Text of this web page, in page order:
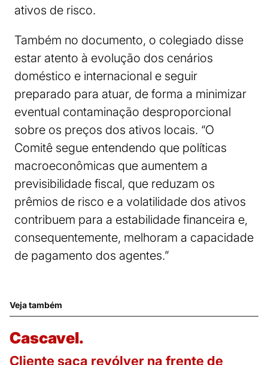
ativos de risco.
Também no documento, o colegiado disse
estar atento à evolução dos cenários
doméstico e internacional e seguir
preparado para atuar, de forma a minimizar
eventual contaminação desproporcional
sobre os preços dos ativos locais. “O
Comitê segue entendendo que políticas
macroeconômicas que aumentem a
previsibilidade fiscal, que reduzam os
prêmios de risco e a volatilidade dos ativos
contribuem para a estabilidade financeira e,
consequentemente, melhoram a capacidade
de pagamento dos agentes.”
Veja também
Cascavel.
Cliente saca revólver na frente de